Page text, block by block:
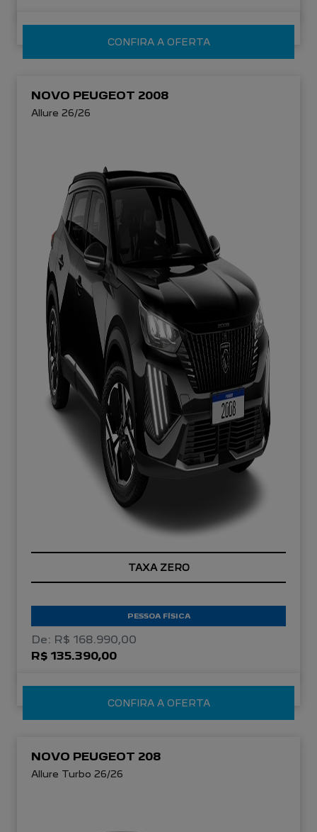
CONFIRA A OFERTA
NOVO PEUGEOT 2008
Allure 26/26
TAXA ZERO
PESSOA FÍSICA
De: R$ 168.990,00
R$ 135.390,00
CONFIRA A OFERTA
NOVO PEUGEOT 208
Allure Turbo 26/26